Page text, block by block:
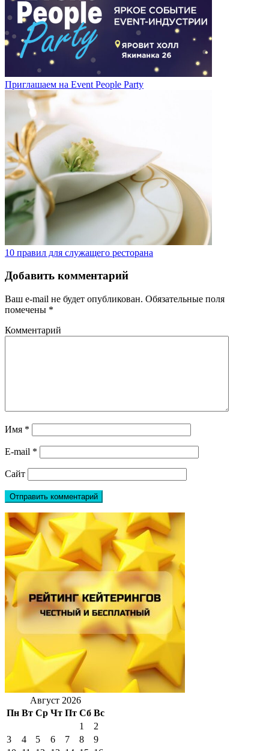
Приглашаем на Event People Party
10 правил для служащего ресторана
Добавить комментарий
Ваш e-mail не будет опубликован. Обязательные поля
помечены *
Комментарий
Имя *
E-mail *
Сайт
Август 2026
Пн Вт Ср Чт Пт Сб Вс
1
2
3
4 5 6 7 8
9